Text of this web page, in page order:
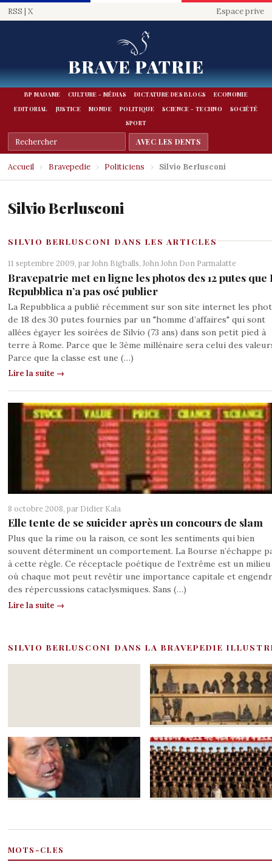
RSS | X Espace prive
BRAVE PATRIE
BP MADAME CULTURE - MÉDIAS DICTATURE DES BLOGS
ECONOMIE
EDITORIAL
JUSTICE MONDE POLITIQUE SCIENCE - TECHNO
SOCIÉTÉ
SPORT
Accueil › Bravepedie › Politiciens › Silvio Berlusconi
Silvio Berlusconi
SILVIO BERLUSCONI DANS LES ARTICLES
11 septembre 2009, parJohn Bigballs, John John Don Parmalatte
Bravepatrie met en ligne les photos des 12 putes que
Repubblica n’a pas osé publier
La Repubblica a publié récemment sur son site internet les
de 18 des 30 putes fournies par un "homme d’affaires" qui sont
allées égayer les soirées de Silvio (73 ans) dans son petit pied à
terre à Rome. Parce que le 3ème millénaire sera celui des
Parce que la classe est une (…)
Lire la suite →
8 octobre 2008, par Didier Kala
Elle tente de se suicider après un concours de slam
Plus que la rime ou la raison, ce sont les sentiments qui bien
souvent déterminent un comportement. La Bourse n’échappe
à cette règle. Ce réceptacle poétique de l’extrême est un milieu
où chaque mot peut revêtir une importance capitale et
des répercussions cataclysmiques. Sans (…)
Lire la suite →
SILVIO BERLUSCONI DANS LA BRAVEPEDIE
MOTS-CLES